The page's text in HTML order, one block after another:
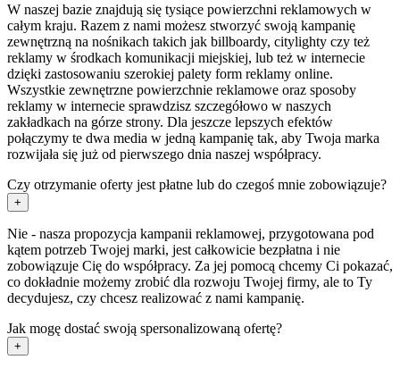
W naszej bazie znajdują się tysiące powierzchni reklamowych w
całym kraju. Razem z nami możesz stworzyć swoją kampanię
zewnętrzną na nośnikach takich jak billboardy, citylighty czy też
reklamy w środkach komunikacji miejskiej, lub też w internecie
dzięki zastosowaniu szerokiej palety form reklamy online.
Wszystkie zewnętrzne powierzchnie reklamowe oraz sposoby
reklamy w internecie sprawdzisz szczegółowo w naszych
zakładkach na górze strony. Dla jeszcze lepszych efektów
połączymy te dwa media w jedną kampanię tak, aby Twoja marka
rozwijała się już od pierwszego dnia naszej współpracy.
Czy otrzymanie oferty jest płatne lub do czegoś mnie zobowiązuje?
+
Nie - nasza propozycja kampanii reklamowej, przygotowana pod
kątem potrzeb Twojej marki, jest całkowicie bezpłatna i nie
zobowiązuje Cię do współpracy. Za jej pomocą chcemy Ci pokazać,
co dokładnie możemy zrobić dla rozwoju Twojej firmy, ale to Ty
decydujesz, czy chcesz realizować z nami kampanię.
Jak mogę dostać swoją spersonalizowaną ofertę?
+